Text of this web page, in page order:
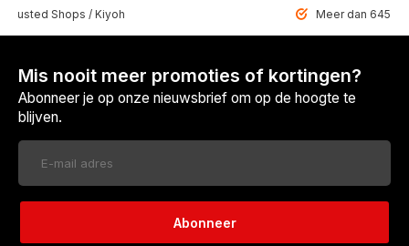
Shops / Kiyoh Meer dan 6459
Mis nooit meer promoties of kortingen?
Abonneer je op onze nieuwsbrief om op de hoogte te
blijven.
Abonneer